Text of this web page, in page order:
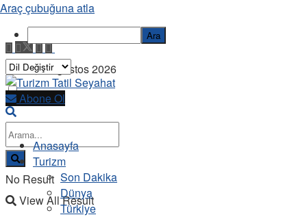
Cuma, 7 Ağustos 2026
No Result
View All Result
Abone Ol
Anasayfa
Turizm
Son Dakika
Dünya
Türkiye
Araç çubuğuna atla
Ara